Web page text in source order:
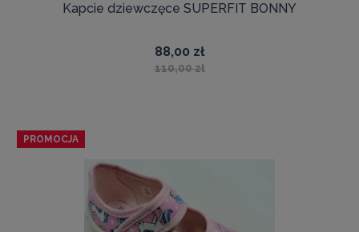
Kapcie dziewczęce SUPERFIT BONNY
88,00 zł
110,00 zł
PROMOCJA